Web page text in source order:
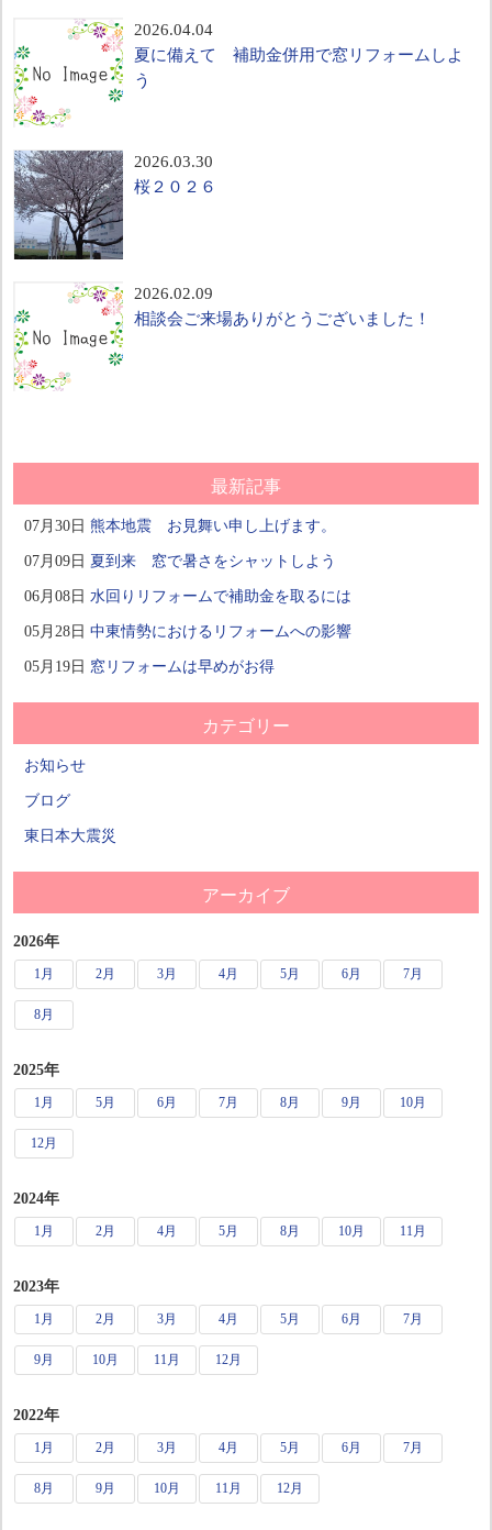
2026.04.04
夏に備えて 補助金併用で窓リフォームしよ
う
2026.03.30
桜２０２６
2026.02.09
相談会ご来場ありがとうございました！
最新記事
07月30日 熊本地震 お見舞い申し上げます。
07月09日 夏到来 窓で暑さをシャットしよう
06月08日 水回りリフォームで補助金を取るには
05月28日 中東情勢におけるリフォームへの影響
05月19日 窓リフォームは早めがお得
カテゴリー
お知らせ
ブログ
東日本大震災
アーカイブ
2026年
1月 2月 3月 4月 5月 6月 7月
8月
2025年
1月 5月 6月 7月 8月 9月 10月
12月
2024年
1月 2月 4月 5月 8月 10月 11月
2023年
1月 2月 3月 4月 5月 6月 7月
9月 10月 11月 12月
2022年
1月 2月 3月 4月 5月 6月 7月
8月 9月 10月 11月 12月